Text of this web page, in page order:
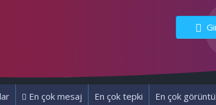
En çok mesaj En çok tepki En çok